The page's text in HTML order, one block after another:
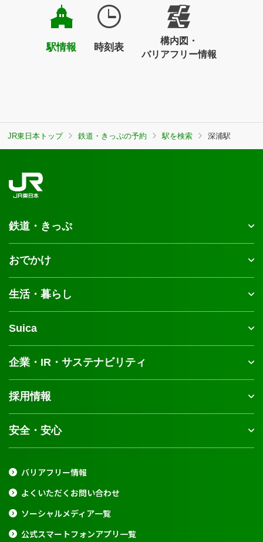
駅情報 時刻表
構内図・
バリアフリー情報
JR東日本トップ 鉄道・きっぷの予約 駅を検索 深浦駅
鉄道・きっぷ
おでかけ
生活・暮らし
Suica
企業・IR・サステナビリティ
採用情報
安全・安心
バリアフリー情報
よくいただくお問い合わせ
ソーシャルメディア一覧
公式スマートフォンアプリ一覧